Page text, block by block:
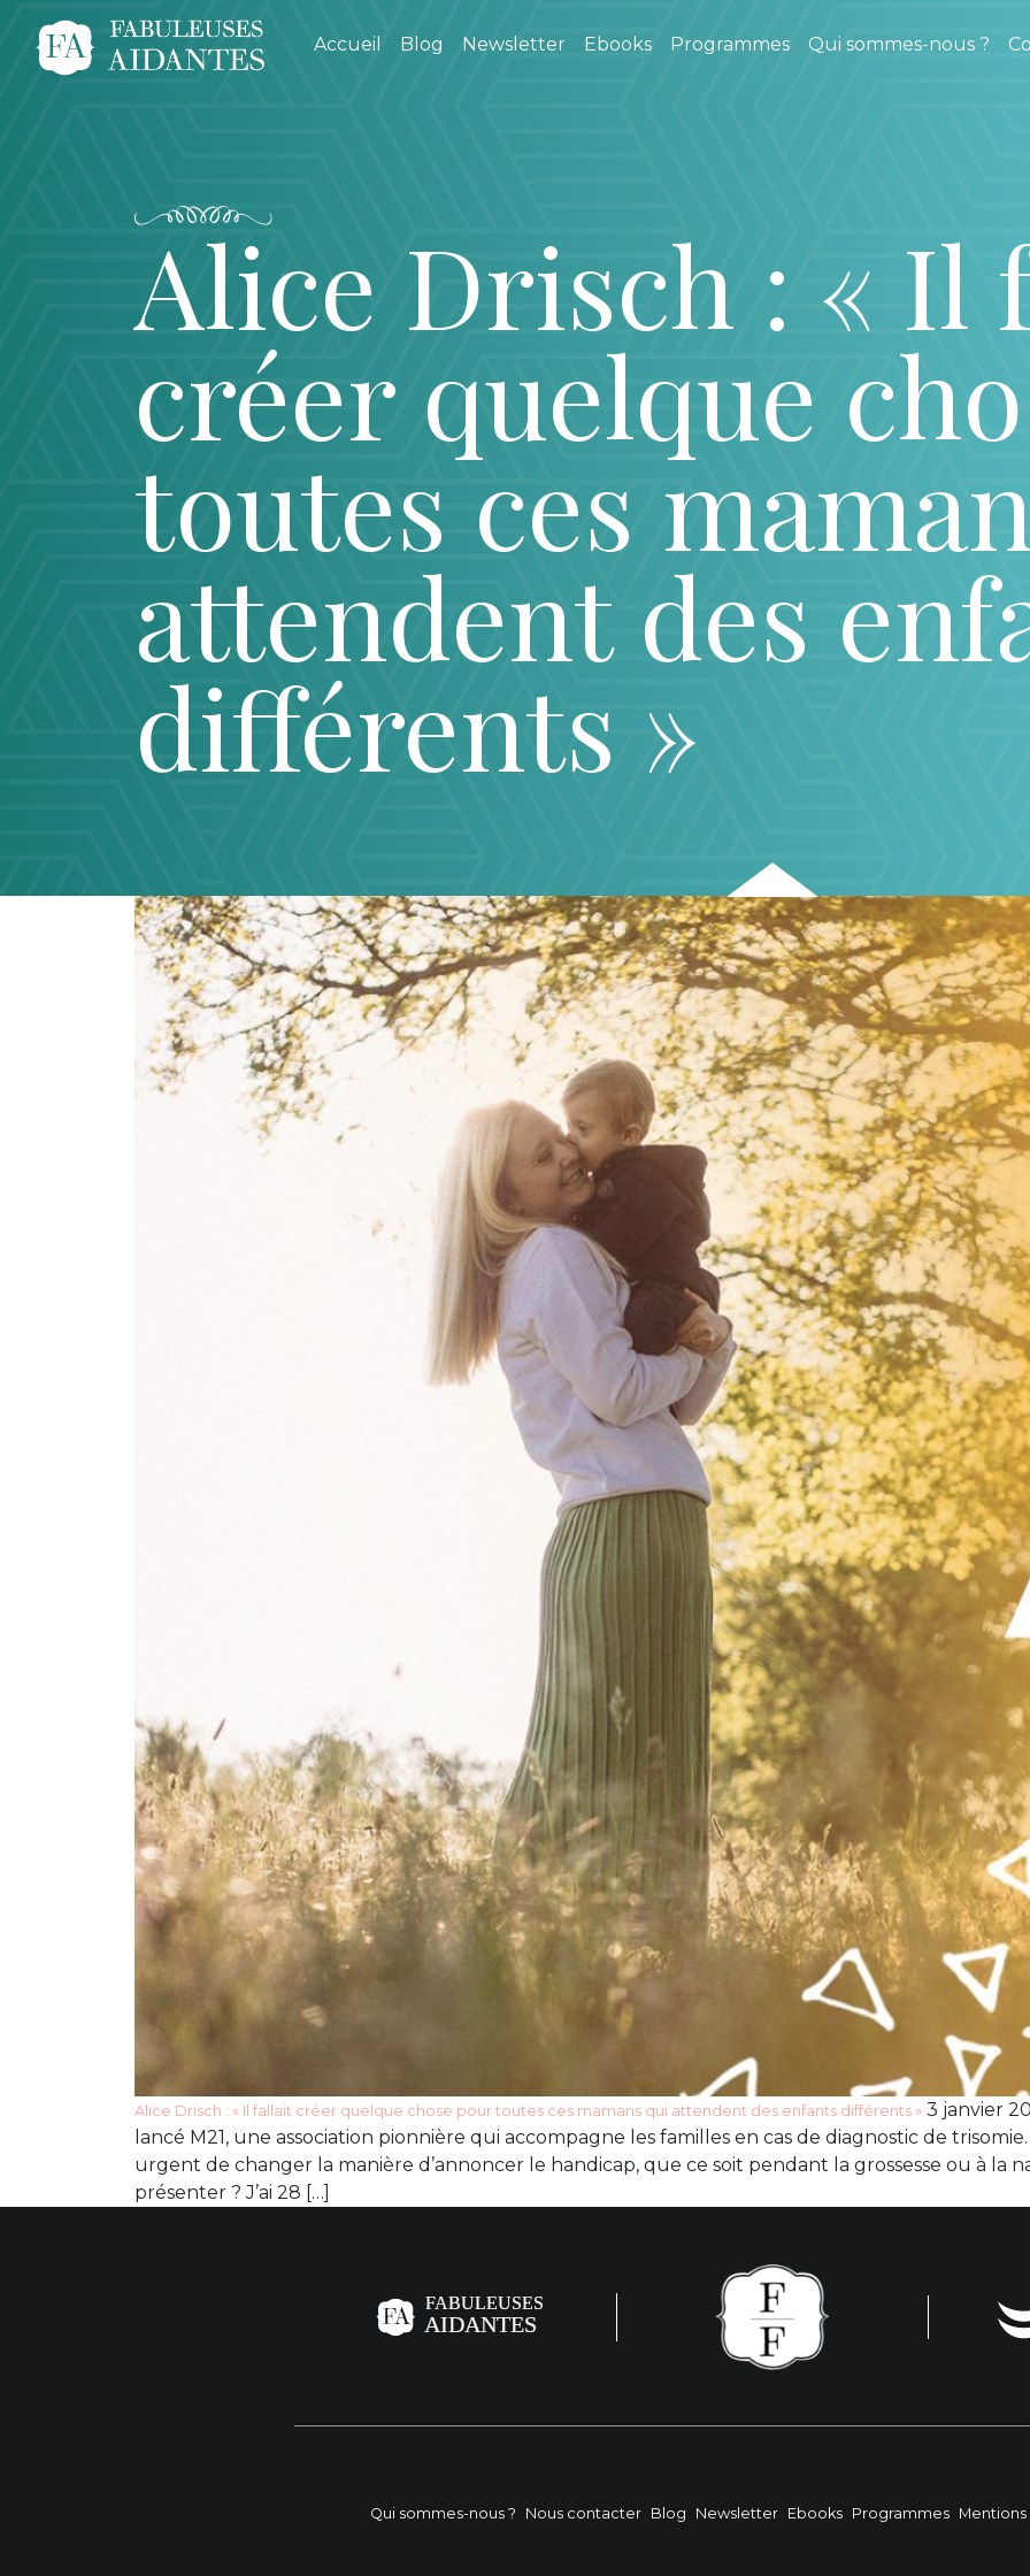
Accueil Blog Newsletter Ebooks Programmes Qui sommes-nous ?
Alice Drisch : « Il
créer quelque
toutes ces
attendent des
différents »
Alice Drisch : « Il fallait créer quelque chose pour toutes ces mamans qui attendent des enfants différents » 3 janvier
lancé M21, une association pionnière qui accompagne les familles en cas de diagnostic de
urgent de changer la manière d’annoncer le handicap, que ce soit pendant la grossesse ou à la
présenter ? J’ai 28 […]
Qui sommes-nous ? Nous contacter Blog Newsletter Ebooks Programmes